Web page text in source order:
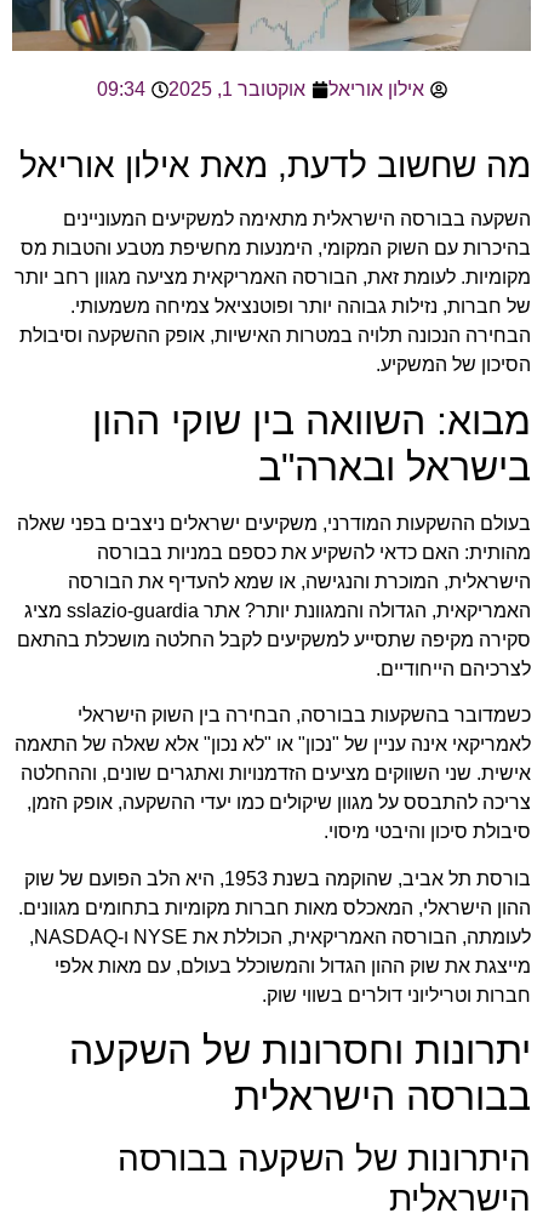
אילון אוריאל אוקטובר 1, 2025 09:34
מה שחשוב לדעת, מאת אילון אוריאל
השקעה בבורסה הישראלית מתאימה למשקיעים המעוניינים
בהיכרות עם השוק המקומי, הימנעות מחשיפת מטבע והטבות מס
מקומיות. לעומת זאת, הבורסה האמריקאית מציעה מגוון רחב יותר
של חברות, נזילות גבוהה יותר ופוטנציאל צמיחה משמעותי.
הבחירה הנכונה תלויה במטרות האישיות, אופק ההשקעה וסיבולת
הסיכון של המשקיע.
מבוא: השוואה בין שוקי ההון
בישראל ובארה"ב
בעולם ההשקעות המודרני, משקיעים ישראלים ניצבים בפני שאלה
מהותית: האם כדאי להשקיע את כספם במניות בבורסה
הישראלית, המוכרת והנגישה, או שמא להעדיף את הבורסה
האמריקאית, הגדולה והמגוונת יותר? אתר sslazio-guardia מציג
סקירה מקיפה שתסייע למשקיעים לקבל החלטה מושכלת בהתאם
לצרכיהם הייחודיים.
כשמדובר בהשקעות בבורסה, הבחירה בין השוק הישראלי
לאמריקאי אינה עניין של "נכון" או "לא נכון" אלא שאלה של התאמה
אישית. שני השווקים מציעים הזדמנויות ואתגרים שונים, וההחלטה
צריכה להתבסס על מגוון שיקולים כמו יעדי ההשקעה, אופק הזמן,
סיבולת סיכון והיבטי מיסוי.
בורסת תל אביב, שהוקמה בשנת 1953, היא הלב הפועם של שוק
ההון הישראלי, המאכלס מאות חברות מקומיות בתחומים מגוונים.
לעומתה, הבורסה האמריקאית, הכוללת את NYSE ו-NASDAQ,
מייצגת את שוק ההון הגדול והמשוכלל בעולם, עם מאות אלפי
חברות וטריליוני דולרים בשווי שוק.
יתרונות וחסרונות של השקעה
בבורסה הישראלית
היתרונות של השקעה בבורסה
הישראלית